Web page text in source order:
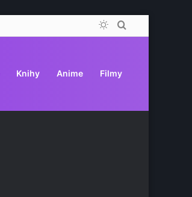
Vyhledat
Switch
Knihy Anime Filmy